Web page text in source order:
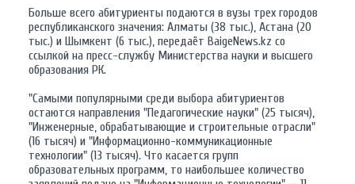
Больше всего абитуриенты подаются в вузы трех городов
республиканского значения: Алматы (38 тыс.), Астана (20
тыс.) и Шымкент (6 тыс.), передаёт BaigeNews.kz со
ссылкой на пресс-службу Министерства науки и высшего
образования РК.
"Самыми популярными среди выбора абитуриентов
остаются направления "Педагогические науки" (25 тысяч),
"Инженерные, обрабатывающие и строительные отрасли"
(16 тысяч) и "Информационно-коммуникационные
технологии" (13 тысяч). Что касается групп
образовательных программ, то наибольшее количество